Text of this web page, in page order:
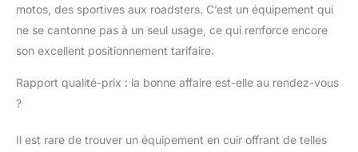
motos, des sportives aux roadsters. C’est un équipement qui
ne se cantonne pas à un seul usage, ce qui renforce encore
son excellent positionnement tarifaire.
Rapport qualité-prix : la bonne affaire est-elle au rendez-vous
?
Il est rare de trouver un équipement en cuir offrant de telles